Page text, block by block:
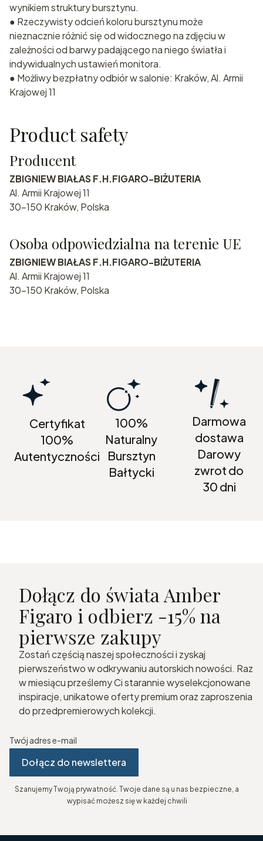
wynikiem struktury bursztynu.
● Rzeczywisty odcień koloru bursztynu może
nieznacznie różnić się od widocznego na zdjęciu w
zależności od barwy padającego na niego światła i
indywidualnych ustawień monitora.
● Możliwy bezpłatny odbiór w salonie: Kraków, Al. Armii
Krajowej 11
Product safety
Producent
ZBIGNIEW BIAŁAS F.H.FIGARO-BIŻUTERIA
Al. Armii Krajowej 11
30-150 Kraków, Polska
Osoba odpowiedzialna na terenie UE
ZBIGNIEW BIAŁAS F.H.FIGARO-BIŻUTERIA
Al. Armii Krajowej 11
30-150 Kraków, Polska
Certyfikat
100%
Autentyczności
100%
Naturalny
Bursztyn
Bałtycki
Darmowa
dostawa
Darowy
zwrot do
30 dni
Dołącz do świata Amber
Figaro i odbierz -15% na
pierwsze zakupy
Zostań częścią naszej społeczności i zyskaj
pierwszeństwo w odkrywaniu autorskich nowości. Raz
w miesiącu prześlemy Ci starannie wyselekcjonowane
inspiracje, unikatowe oferty premium oraz zaproszenia
do przedpremierowych kolekcji.
Twój adres e-mail
Dołącz do newslettera
Szanujemy Twoją prywatność. Twoje dane są u nas bezpieczne, a
wypisać możesz się w każdej chwili